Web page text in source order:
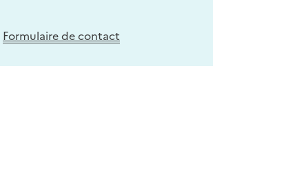
Formulaire de contact